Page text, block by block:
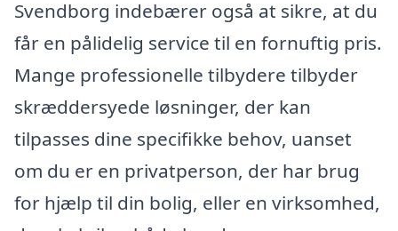
Svendborg indebærer også at sikre, at du
får en pålidelig service til en fornuftig pris.
Mange professionelle tilbydere tilbyder
skræddersyede løsninger, der kan
tilpasses dine specifikke behov, uanset
om du er en privatperson, der har brug
for hjælp til din bolig, eller en virksomhed,